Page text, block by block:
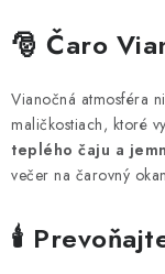
v
á
d
a
c
e
🎅 Čaro
Vianočná atmosféra
maličkostiach, ktoré
teplého čaju a
večer na čarovný
🕯️